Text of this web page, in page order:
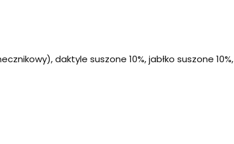
daktyle suszone 10%, jabłko suszone 10%,